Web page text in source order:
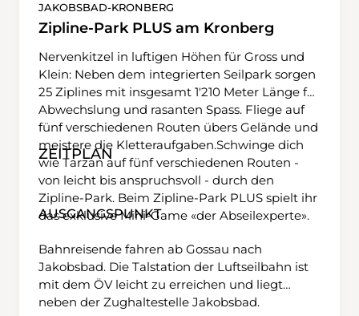
JAKOBSBAD-KRONBERG
Zipline-Park PLUS am Kronberg
Nervenkitzel in luftigen Höhen für Gross und
Klein: Neben dem integrierten Seilpark sorgen
25 Ziplines mit insgesamt 1'210 Meter Länge für
Abwechslung und rasanten Spass. Fliege auf
fünf verschiedenen Routen übers Gelände und
meistere die Kletteraufgaben.Schwinge dich
wie Tarzan auf fünf verschiedenen Routen -
von leicht bis anspruchsvoll - durch den
Zipline-Park. Beim Zipline-Park PLUS spielt ihr
das exklusive Mini-Game «der Abseilexperte».
ZEITPLAN
AUSGANGSPUNKT
Bahnreisende fahren ab Gossau nach
Jakobsbad. Die Talstation der Luftseilbahn ist
mit dem ÖV leicht zu erreichen und liegt
neben der Zughaltestelle Jakobsbad.